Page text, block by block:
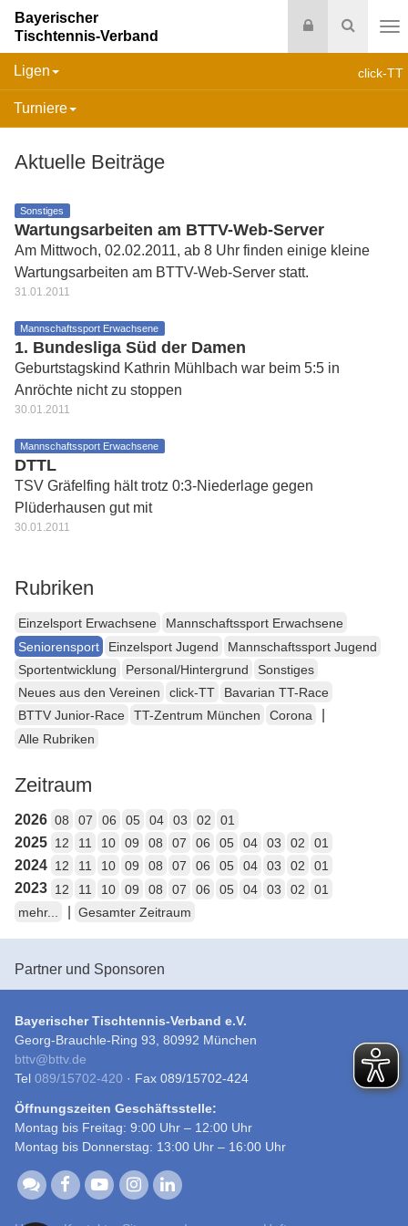
Suche
Login
Bayerischer
Tischtennis-Verband
click-TT
Ligen
Turniere
Aktuelle Beiträge
Sonstiges
Wartungsarbeiten am BTTV-Web-Server
Am Mittwoch, 02.02.2011, ab 8 Uhr finden einige kleine
Wartungsarbeiten am BTTV-Web-Server statt.
31.01.2011
Mannschaftssport Erwachsene
1. Bundesliga Süd der Damen
Geburtstagskind Kathrin Mühlbach war beim 5:5 in
Anröchte nicht zu stoppen
30.01.2011
Mannschaftssport Erwachsene
DTTL
TSV Gräfelfing hält trotz 0:3-Niederlage gegen
Plüderhausen gut mit
30.01.2011
Rubriken
Einzelsport Erwachsene
Mannschaftssport Erwachsene
Seniorensport
Einzelsport Jugend
Mannschaftssport Jugend
Sportentwicklung
Personal/Hintergrund
Sonstiges
Neues aus den Vereinen
click-TT
Bavarian TT-Race
BTTV Junior-Race
TT-Zentrum München Corona
Alle Rubriken
Zeitraum
2026 08 07 06 05 04 03 02 01
2025 12 11 10 09 08 07 06 05 04 03 02 01
2024 12 11 10 09 08 07 06 05 04 03 02 01
2023 12 11 10 09 08 07 06 05 04 03 02
01
mehr...
Gesamter Zeitraum
Partner und Sponsoren
Bayerischer Tischtennis-Verband e.V.
Georg-Brauchle-Ring 93, 80992 München
bttv@bttv.de
Tel 089/15702-420 · Fax 089/15702-424
Öffnungszeiten Geschäftsstelle:
Montag bis Freitag: 9:00 Uhr – 12:00 Uhr
Montag bis Donnerstag: 13:00 Uhr – 16:00 Uhr